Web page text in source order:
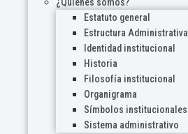
¿Quiénes somos?
Estatuto general
Estructura Administrativa
Identidad institucional
Historia
Filosofía institucional
Organigrama
Símbolos institucionales
Sistema administrativo